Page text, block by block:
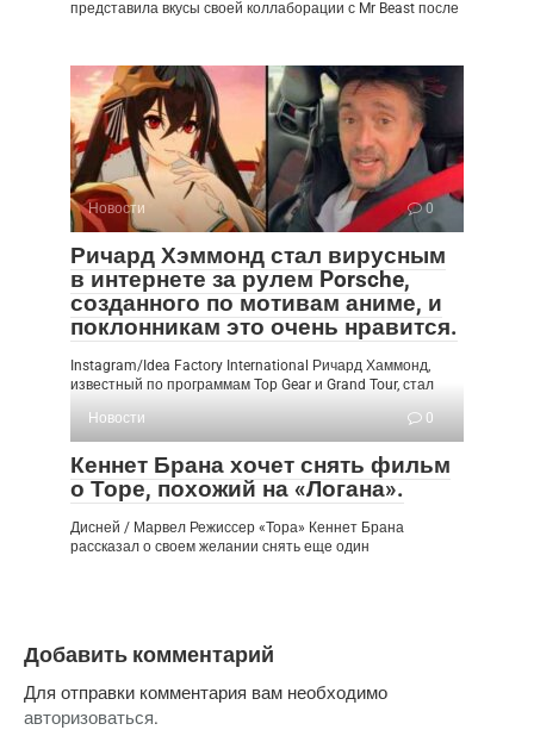
представила вкусы своей коллаборации с Mr Beast после
Новости 0
Ричард Хэммонд стал вирусным
в интернете за рулем Porsche,
созданного по мотивам аниме, и
поклонникам это очень нравится.
Instagram/Idea Factory International Ричард Хаммонд,
известный по программам Top Gear и Grand Tour, стал
Новости
0
Кеннет Брана хочет снять фильм
о Торе, похожий на «Логана».
Дисней / Марвел Режиссер «Тора» Кеннет Брана
рассказал о своем желании снять еще один
Добавить комментарий
Для отправки комментария вам необходимо
авторизоваться.